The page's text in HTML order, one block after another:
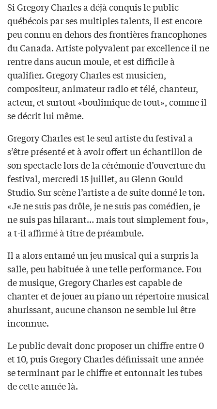
Si Gregory Charles a déjà conquis le public
québécois par ses multiples talents, il est encore
peu connu en dehors des frontières francophones
du Canada. Artiste polyvalent par excellence il ne
rentre dans aucun moule, et est difficile à
qualifier. Gregory Charles est musicien,
compositeur, animateur radio et télé, chanteur,
acteur, et surtout «boulimique de tout», comme il
se décrit lui même.
Gregory Charles est le seul artiste du festival a
s’être présenté et à avoir offert un échantillon de
son spectacle lors de la cérémonie d’ouverture du
festival, mercredi 15 juillet, au Glenn Gould
Studio. Sur scène l’artiste a de suite donné le ton.
«Je ne suis pas drôle, je ne suis pas comédien, je
ne suis pas hilarant… mais tout simplement fou»,
a t-il affirmé à titre de préambule.
Il a alors entamé un jeu musical qui a surpris la
salle, peu habituée à une telle performance. Fou
de musique, Gregory Charles est capable de
chanter et de jouer au piano un répertoire musical
ahurissant, aucune chanson ne semble lui être
inconnue.
Le public devait donc proposer un chiffre entre 0
et 10, puis Gregory Charles définissait une année
se terminant par le chiffre et entonnait les tubes
de cette année là.